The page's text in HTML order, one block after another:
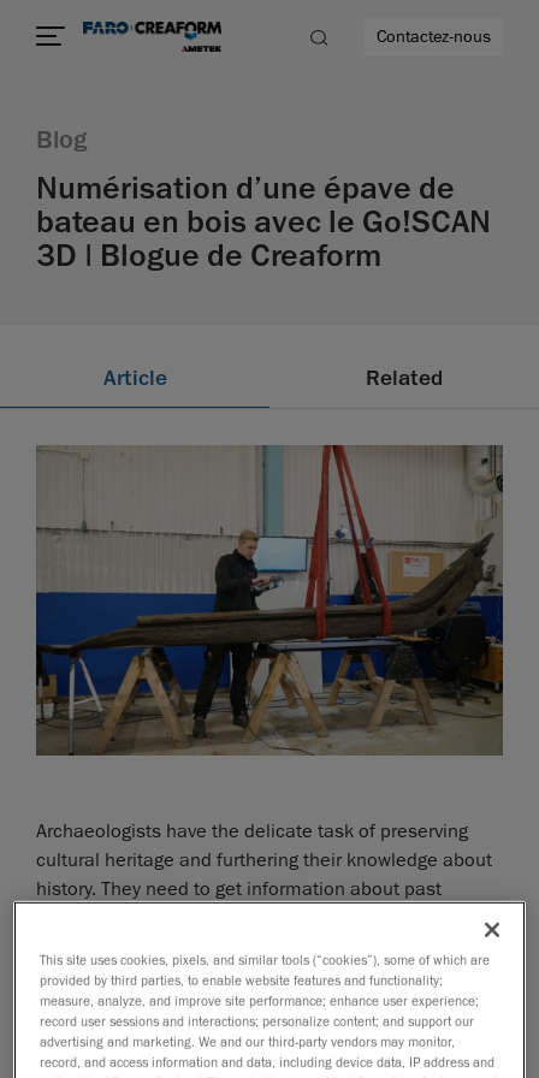
encore
Contactez-nous
Blog
Numérisation d’une épave de
bateau en bois avec le Go!SCAN
3D | Blogue de Creaform
Article Related
Archaeologists have the delicate task of preserving
cultural heritage and furthering their knowledge about
history. They need to get information about past
In the summer of 2019, the city of Gothenburg in
Sweden conducted excavation work for a big
infrastructure project. During the work, three wooden
shipwrecks from the 16th century were found. Since it
This site uses cookies, pixels, and similar tools (“cookies”), some of which are
provided by third parties, to enable website features and functionality;
measure, analyze, and improve site performance; enhance user experience;
record user sessions and interactions; personalize content; and support our
advertising and marketing. We and our third-party vendors may monitor,
record, and access information and data, including device data, IP address and